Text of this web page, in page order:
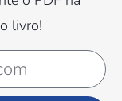
livro!